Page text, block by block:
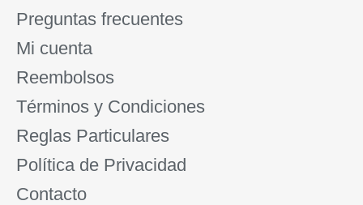
Preguntas frecuentes
Mi cuenta
Reembolsos
Términos y Condiciones
Reglas Particulares
Política de Privacidad
Contacto